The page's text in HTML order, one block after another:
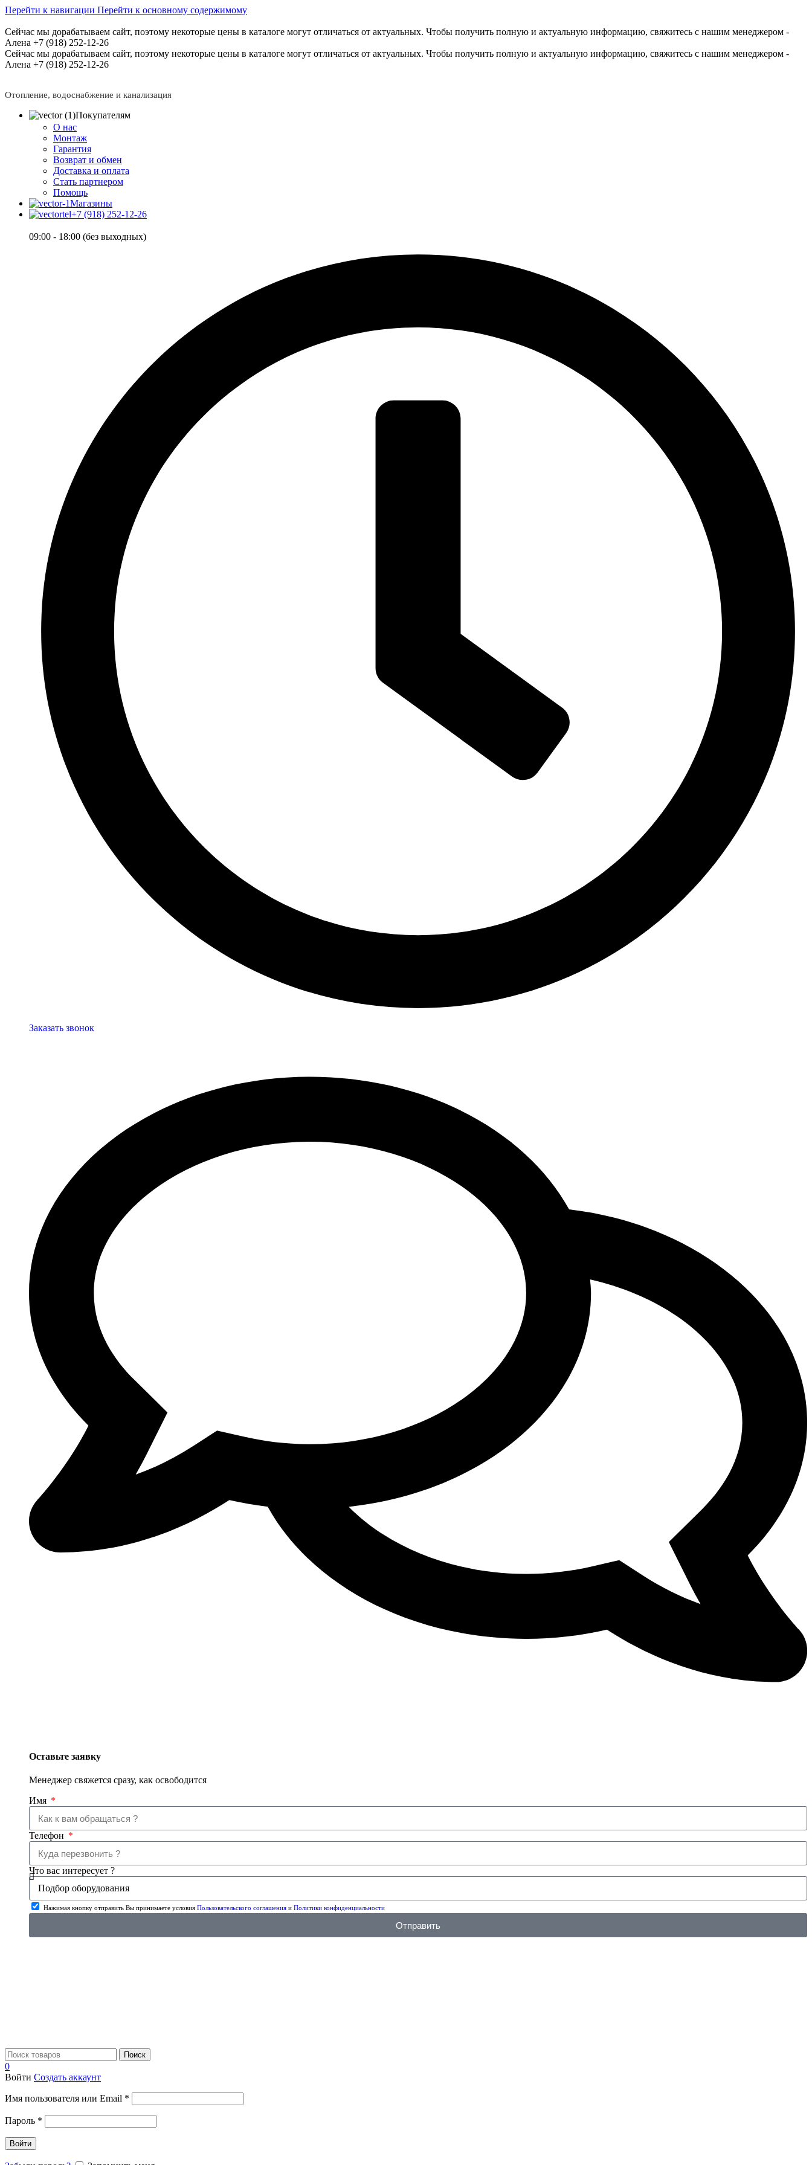
Перейти к навигации Перейти к основному содержимому
Сейчас мы дорабатываем сайт, поэтому некоторые цены в каталоге могут отличаться от актуальных. Чтобы получить полную и актуальную информацию, свяжитесь с нашим менеджером -
Алена +7 (918) 252-12-26
Сейчас мы дорабатываем сайт, поэтому некоторые цены в каталоге могут отличаться от актуальных. Чтобы получить полную и актуальную информацию, свяжитесь с нашим менеджером -
Алена +7 (918) 252-12-26
Отопление, водоснабжение и канализация
Покупателям
О нас
Монтаж
Гарантия
Возврат и обмен
Доставка и оплата
Стать партнером
Помощь
Магазины
+7 (918) 252-12-26
09:00 - 18:00 (без выходных)
Заказать звонок
Оставьте заявку
Менеджер свяжется сразу, как освободится
Имя
Телефон
Что вас интересует ?
Нажимая кнопку отправить Вы принимаете условия Пользовательского соглашения и Политики конфиденциальности
Отправить
Поиск
0
Войти Создать аккаунт
Имя пользователя или Email *
Пароль *
Войти